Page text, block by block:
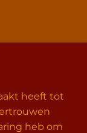
heeft tot
heb om